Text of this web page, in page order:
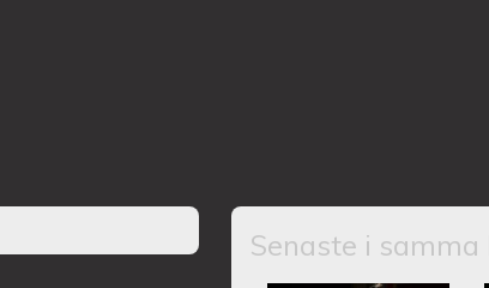
Senaste i samma